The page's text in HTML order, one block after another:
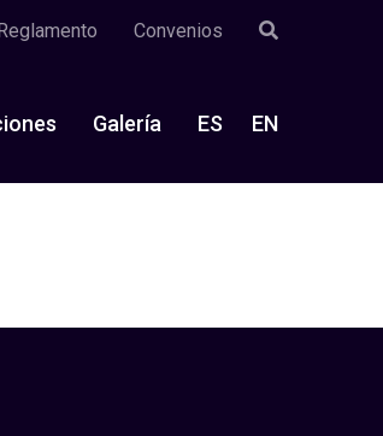
Convenios
Galería ES EN